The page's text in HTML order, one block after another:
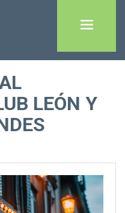
LEÓN Y